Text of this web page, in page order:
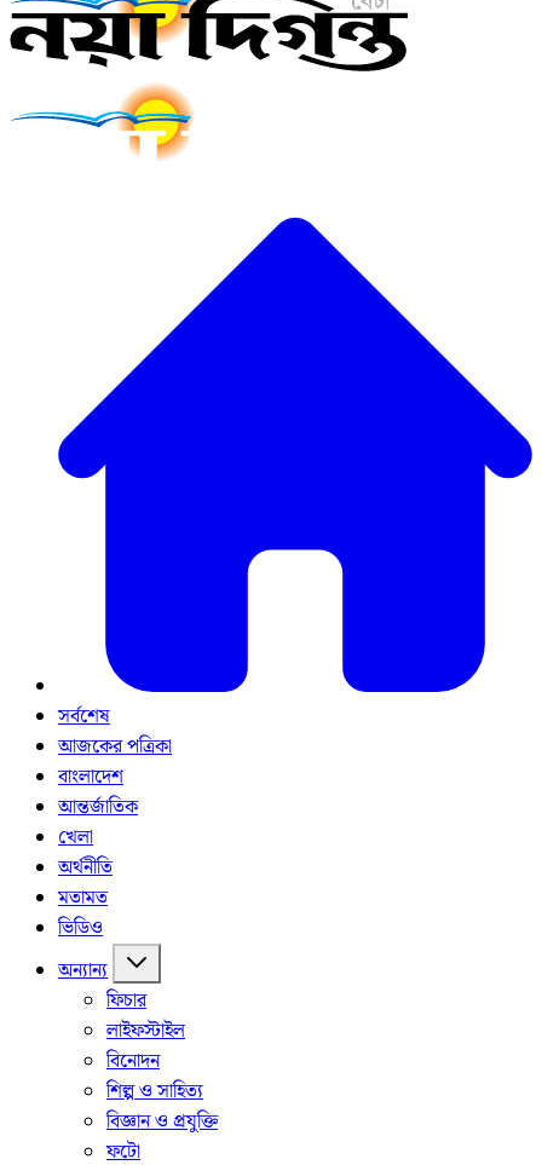
সর্বশেষ
আজকের পত্রিকা
বাংলাদেশ
আন্তর্জাতিক
খেলা
অর্থনীতি
মতামত
ভিডিও
অন্যান্য
ফিচার
লাইফস্টাইল
বিনোদন
শিল্প ও সাহিত্য
বিজ্ঞান ও প্রযুক্তি
ফটো